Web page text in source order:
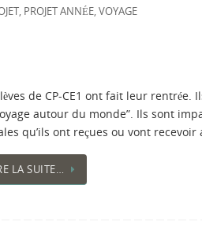
, PROJET ANNÉE,VOYAGE
de CP-CE1 ont fait leur rentrée.
autour du monde”. Ils sont
qu’ils ont reçues ou vont recevoir
LA SUITE…